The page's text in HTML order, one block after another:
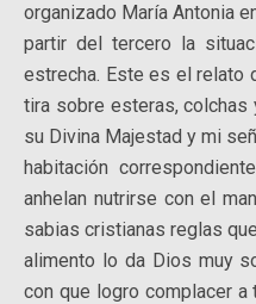
organizado María Antonia
partir del tercero la
estrecha. Este es el relato
tira sobre esteras, colchas
su Divina Majestad y mi
habitación
anhelan nutrirse con el
sabias cristianas reglas
alimento lo da Dios muy
con que logro complacer a